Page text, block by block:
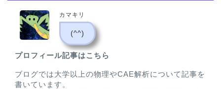
カマキリ
(^^)
プロフィール記事はこちら
ブログでは大学以上の物理やCAE解析について記事を
書いています。